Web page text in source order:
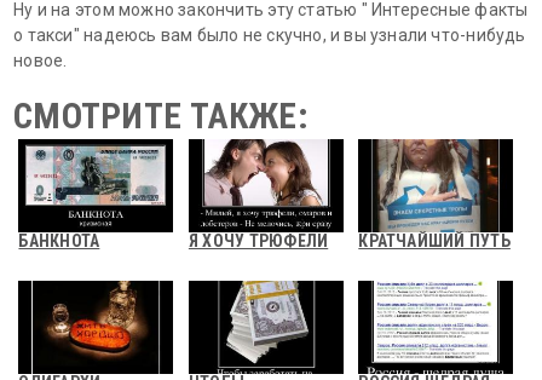
Ну и на этом можно закончить эту статью " Интересные факты
о такси" надеюсь вам было не скучно, и вы узнали что-нибудь
новое.
СМОТРИТЕ ТАКЖЕ:
БАНКНОТА Я ХОЧУ ТРЮФЕЛИ КРАТЧАЙШИЙ ПУТЬ